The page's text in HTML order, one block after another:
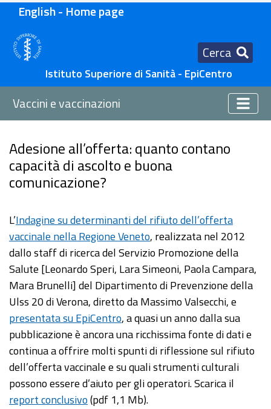
English - Home page
Cerca
Istituto Superiore di Sanità - EpiCentro
Vaccini e vaccinazioni
Adesione all’offerta: quanto contano
capacità di ascolto e buona
comunicazione?
L’Indagine su determinanti del rifiuto dell’offerta
vaccinale nella Regione Veneto, realizzata nel 2012
dallo staff di ricerca del Servizio Promozione della
Salute [Leonardo Speri, Lara Simeoni, Paola Campara,
Mara Brunelli] del Dipartimento di Prevenzione della
Ulss 20 di Verona, diretto da Massimo Valsecchi, e
presentata su EpiCentro, a quasi un anno dalla sua
pubblicazione è ancora una ricchissima fonte di dati e
continua a offrire molti spunti di riflessione sul rifiuto
dell’offerta vaccinale e su quali strumenti culturali
possono essere d’aiuto per gli operatori. Scarica il
report conclusivo(pdf 1,1 Mb).